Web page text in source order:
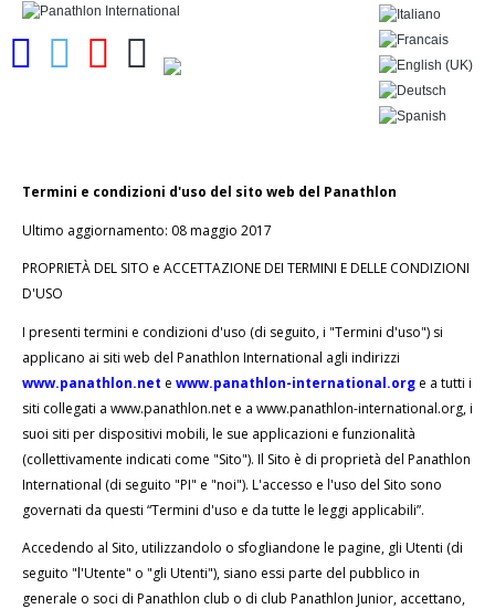
Termini e condizioni d'uso del sito web del Panathlon
Ultimo aggiornamento: 08 maggio 2017
PROPRIETÀ DEL SITO e ACCETTAZIONE DEI TERMINI E DELLE CONDIZIONI
D'USO
I presenti termini e condizioni d'uso (di seguito, i "Termini d'uso") si
applicano ai siti web del Panathlon International agli indirizzi
www.panathlon.net e www.panathlon-international.org e a tutti i
siti collegati a www.panathlon.net e a www.panathlon-international.org, i
suoi siti per dispositivi mobili, le sue applicazioni e funzionalità
(collettivamente indicati come "Sito"). Il Sito è di proprietà del Panathlon
International (di seguito "PI" e "noi"). L'accesso e l'uso del Sito sono
governati da questi “Termini d'uso e da tutte le leggi applicabili”.
Accedendo al Sito, utilizzandolo o sfogliandone le pagine, gli Utenti (di
seguito "l'Utente" o "gli Utenti"), siano essi parte del pubblico in
generale o soci di Panathlon club o di club Panathlon Junior, accettano,